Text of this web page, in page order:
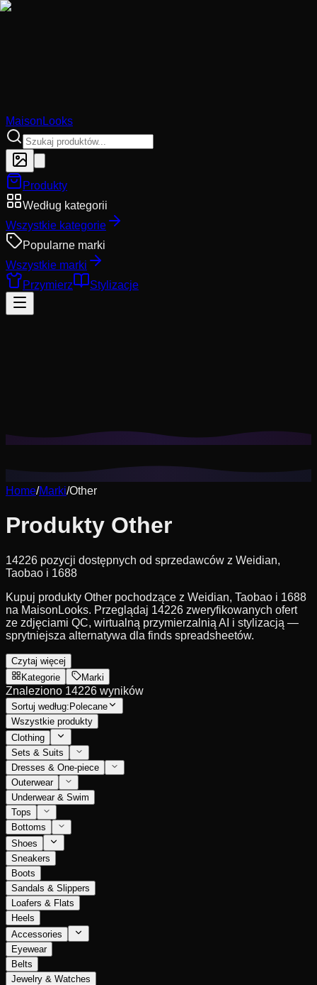
MaisonLooks
Produkty
Według kategorii
Wszystkie kategorie
Popularne marki
Wszystkie marki
Przymierz
Stylizacje
Home/Marki/Other
Produkty Other
14226 pozycji dostępnych od sprzedawców z Weidian,
Taobao i 1688
Kupuj produkty Other pochodzące z Weidian, Taobao i 1688
na MaisonLooks. Przeglądaj 14226 zweryfikowanych ofert
ze zdjęciami QC, wirtualną przymierzalnią AI i stylizacją —
sprytniejsza alternatywa dla finds spreadsheetów.
Czytaj więcej
Kategorie
Marki
Znaleziono 14226 wyników
Sortuj według: Polecane
Wszystkie produkty
Clothing
Sets & Suits
Dresses & One-piece
Outerwear
Underwear & Swim
Tops
Bottoms
Shoes
Sneakers
Boots
Sandals & Slippers
Loafers & Flats
Heels
Accessories
Eyewear
Belts
Jewelry & Watches